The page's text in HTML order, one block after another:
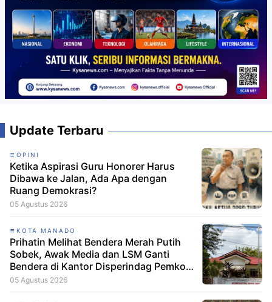
Update Terbaru
OPINI
Ketika Aspirasi Guru Honorer Harus
Dibawa ke Jalan, Ada Apa dengan
Ruang Demokrasi?
05 Agustus 2026
KOTA MANADO
Prihatin Melihat Bendera Merah Putih
Sobek, Awak Media dan LSM Ganti
Bendera di Kantor Disperindag Pemkot
Manado
05 Agustus 2026